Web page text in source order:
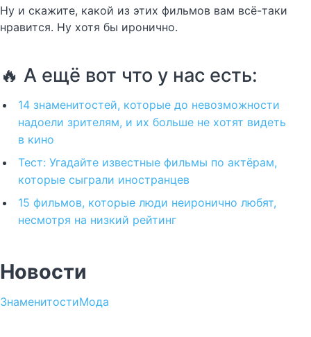
Ну и скажите, какой из этих фильмов вам всё-таки
нравится. Ну хотя бы иронично.
🔥 А ещё вот что у нас есть:
14 знаменитостей, которые до невозможности
надоели зрителям, и их больше не хотят видеть
в кино
Тест: Угадайте известные фильмы по актёрам,
которые сыграли иностранцев
15 фильмов, которые люди неиронично любят,
несмотря на низкий рейтинг
Новости
ЗнаменитостиМода